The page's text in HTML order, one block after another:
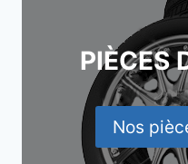
PIÈCES
Nos